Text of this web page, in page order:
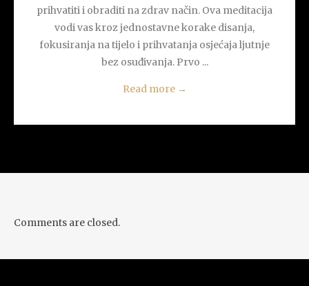
prihvatiti i obraditi na zdrav način. Ova meditacija
vodi vas kroz jednostavne korake disanja,
fokusiranja na tijelo i prihvatanja osjećaja ljutnje
bez osuđivanja. Prvo ...
Read more →
Comments are closed.